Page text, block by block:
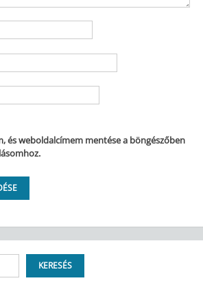
és weboldalcímem mentése a böngészőben
KERESÉS